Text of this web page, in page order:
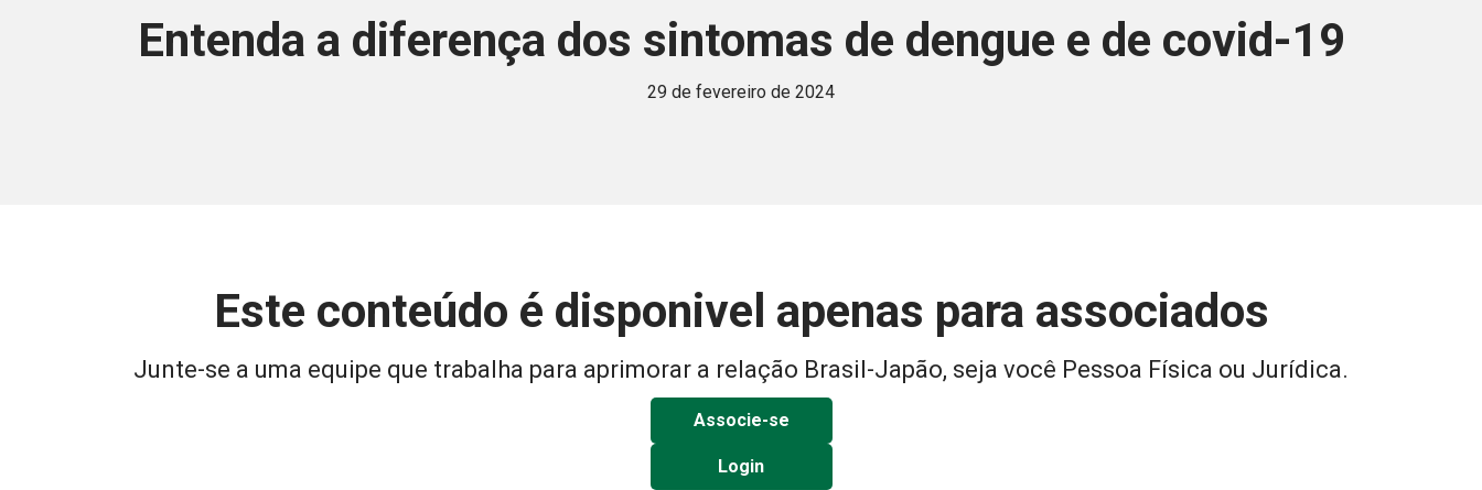
Entenda a diferença dos sintomas de dengue e de covid-19
29 de fevereiro de 2024
Este conteúdo é disponivel apenas para associados
Junte-se a uma equipe que trabalha para aprimorar a relação Brasil-Japão, seja você Pessoa Física ou Jurídica.
Associe-se
Login